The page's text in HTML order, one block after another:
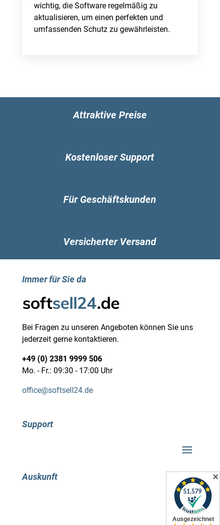
wichtig, die Software regelmäßig zu
aktualisieren, um einen perfekten und
umfassenden Schutz zu gewährleisten.
Attraktive Preise
Kostenloser Support
Für Geschäftskunden
Versicherter Versand
Immer für Sie da
Bei Fragen zu unseren Angeboten können Sie uns
jederzeit gerne kontaktieren.
+49 (0) 2381 9999 506
Mo. - Fr.: 09:30 - 17:00 Uhr
office@softsell24.de
Support
Auskunft ✕